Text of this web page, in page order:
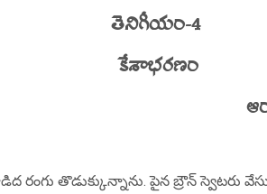
తెనిగీయం-4
కేశాభరణం
రంగు తొడుక్కున్నాను. పైన బ్రౌన్ స్వెటరు